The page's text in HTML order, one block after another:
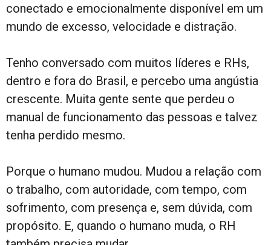
conectado e emocionalmente disponível em um
mundo de excesso, velocidade e distração.
Tenho conversado com muitos líderes e RHs,
dentro e fora do Brasil, e percebo uma angústia
crescente. Muita gente sente que perdeu o
manual de funcionamento das pessoas e talvez
tenha perdido mesmo.
Porque o humano mudou. Mudou a relação com
o trabalho, com autoridade, com tempo, com
sofrimento, com presença e, sem dúvida, com
propósito. E, quando o humano muda, o RH